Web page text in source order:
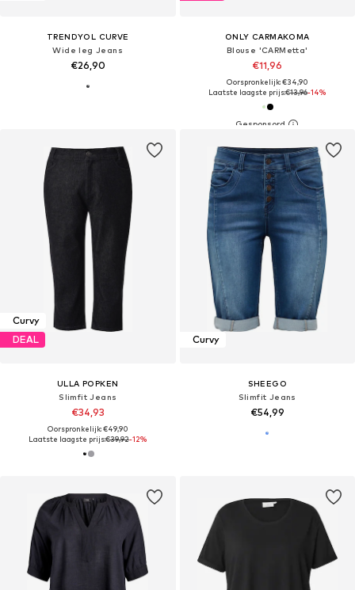
TRENDYOL CURVE
Wide leg Jeans
€26,90
ONLY CARMAKOMA
Blouse 'CARMetta'
€11,96
Oorspronkelijk: €34,90
Laatste laagste prijs:€13,96-14%
Curvy
DEAL
ULLA POPKEN
Slimfit Jeans
€34,93
Oorspronkelijk: €49,90
Laatste laagste prijs:€39,92-12%
Curvy
SHEEGO
Slimfit Jeans
€54,99